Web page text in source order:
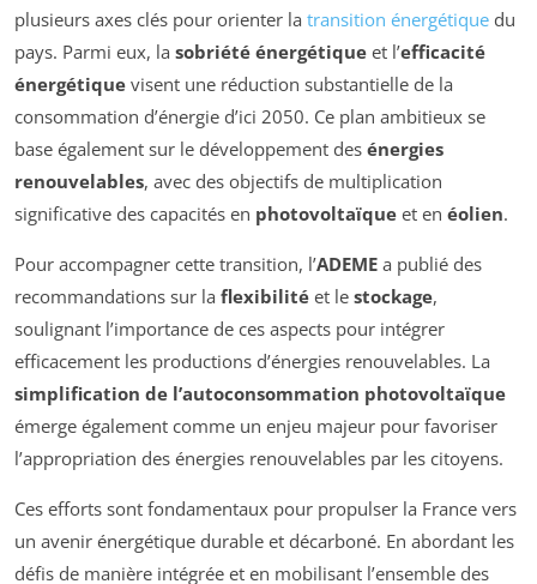
plusieurs axes clés pour orienter la transition énergétique du
pays. Parmi eux, la sobriété énergétique et l’efficacité
énergétique visent une réduction substantielle de la
consommation d’énergie d’ici 2050. Ce plan ambitieux se
base également sur le développement des énergies
renouvelables, avec des objectifs de multiplication
significative des capacités en photovoltaïque et en éolien.
Pour accompagner cette transition, l’ADEME a publié des
recommandations sur la flexibilité et le stockage,
soulignant l’importance de ces aspects pour intégrer
efficacement les productions d’énergies renouvelables. La
simplification de l’autoconsommation photovoltaïque
émerge également comme un enjeu majeur pour favoriser
l’appropriation des énergies renouvelables par les citoyens.
Ces efforts sont fondamentaux pour propulser la France vers
un avenir énergétique durable et décarboné. En abordant les
défis de manière intégrée et en mobilisant l’ensemble des